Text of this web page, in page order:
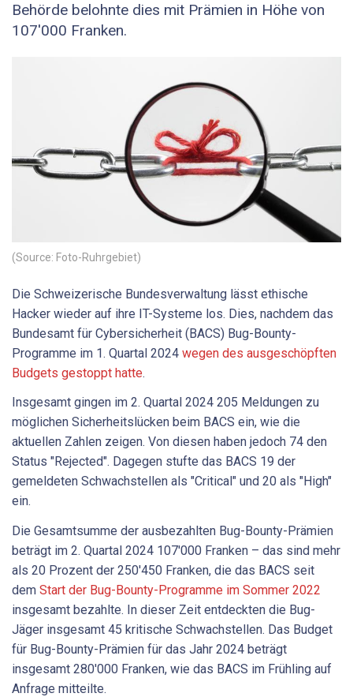
Behörde belohnte dies mit Prämien in Höhe von
107'000 Franken.
(Source: Foto-Ruhrgebiet)
Die Schweizerische Bundesverwaltung lässt ethische
Hacker wieder auf ihre IT-Systeme los. Dies, nachdem das
Bundesamt für Cybersicherheit (BACS) Bug-Bounty-
Programme im 1. Quartal 2024 wegen des ausgeschöpften
Budgets gestoppt hatte.
Insgesamt gingen im 2. Quartal 2024 205 Meldungen zu
möglichen Sicherheitslücken beim BACS ein, wie die
aktuellen Zahlen zeigen. Von diesen haben jedoch 74 den
Status "Rejected". Dagegen stufte das BACS 19 der
gemeldeten Schwachstellen als "Critical" und 20 als "High"
ein.
Die Gesamtsumme der ausbezahlten Bug-Bounty-Prämien
beträgt im 2. Quartal 2024 107'000 Franken – das sind mehr
als 20 Prozent der 250'450 Franken, die das BACS seit
dem Start der Bug-Bounty-Programme im Sommer 2022
insgesamt bezahlte. In dieser Zeit entdeckten die Bug-
Jäger insgesamt 45 kritische Schwachstellen. Das Budget
für Bug-Bounty-Prämien für das Jahr 2024 beträgt
insgesamt 280'000 Franken, wie das BACS im Frühling auf
Anfrage mitteilte.